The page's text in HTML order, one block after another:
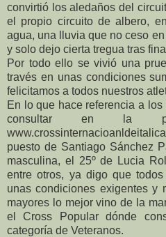
convirtió los aledaños del
el propio circuito de albero,
agua, una lluvia que no ceso
y solo dejo cierta tregua tras
Por todo ello se vivió una
través en unas condiciones
felicitamos a todos nuestros
En lo que hace referencia a
consultar en la
puesto de Santiago Sánchez
masculina, el 25º de Lucia
entre otros, ya digo que
unas condiciones exigentes y
mayores lo mejor vino de la
el Cross Popular dónde
categoría de Veteranos.